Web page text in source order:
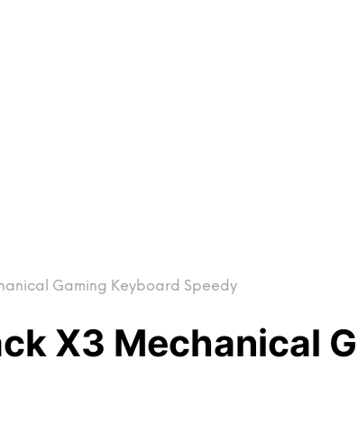
Gaming Keyboard Speedy
X3 Mechanical